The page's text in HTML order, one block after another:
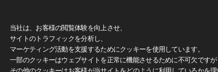
当社は、お客様の閲覧体験を向上させ、
サイトのトラフィックを分析し、
マーケティング活動を支援するためにクッキーを使用しています。
一部のクッキーはウェブサイトを正常に機能させるために不可欠です
その他のクッキーはお客様が当サイトをどのように利用しているかを